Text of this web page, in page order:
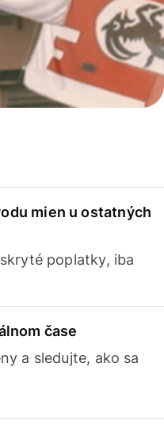
mien u ostatných
poplatky, iba
čase
a sledujte, ako sa